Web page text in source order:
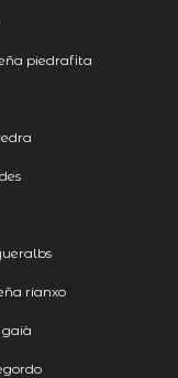
piedrafita
rianxo
gaià